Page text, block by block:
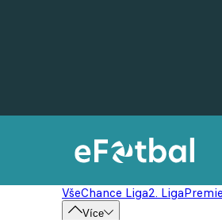
VšeChance Liga2. Liga
Více